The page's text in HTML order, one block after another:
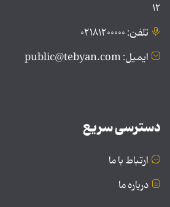
۱۲
تلفن: ۰۲۱۸۱۲۰۰۰۰۰
ایمیل: public@tebyan.com
دسترسی سریع
ارتباط با ما
درباره ما